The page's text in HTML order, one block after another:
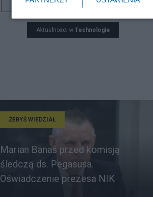
Telekomunikacja Bitcoin
Aktualności wTechnologie
ŻEBYŚ WIEDZIAŁ
Marian Banaś przed komisją
śledczą ds. Pegasusa.
Oświadczenie prezesa NIK